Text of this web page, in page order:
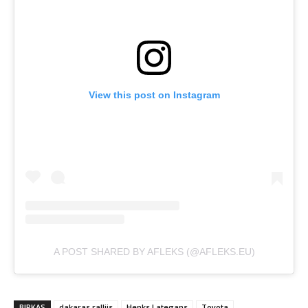
View this post on Instagram
A POST SHARED BY AFLEKS (@AFLEKS.EU)